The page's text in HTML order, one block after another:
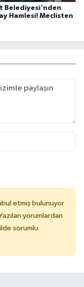
Belediyesi'nden
Hamlesi! Meclisten
etmiş bulunuyor
yorumlardan
sorumlu